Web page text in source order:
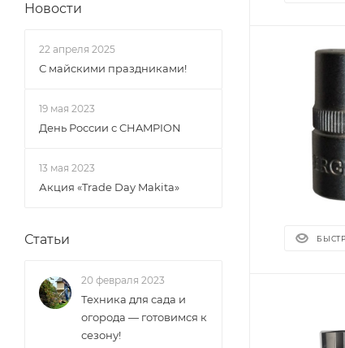
Новости
22 апреля 2025
С майскими праздниками!
19 мая 2023
День России с CHAMPION
13 мая 2023
Акция «Trade Day Makita»
Статьи
20 февраля 2023
Техника для сада и
огорода — готовимся к
сезону!